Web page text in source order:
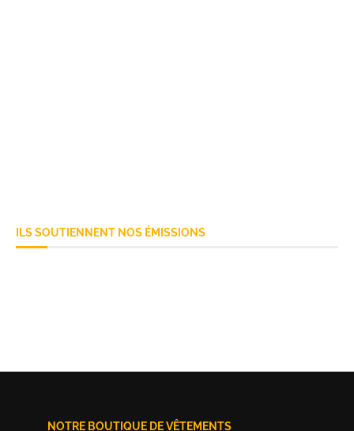
ILS SOUTIENNENT NOS ÉMISSIONS
NOTRE BOUTIQUE DE VÊTEMENTS